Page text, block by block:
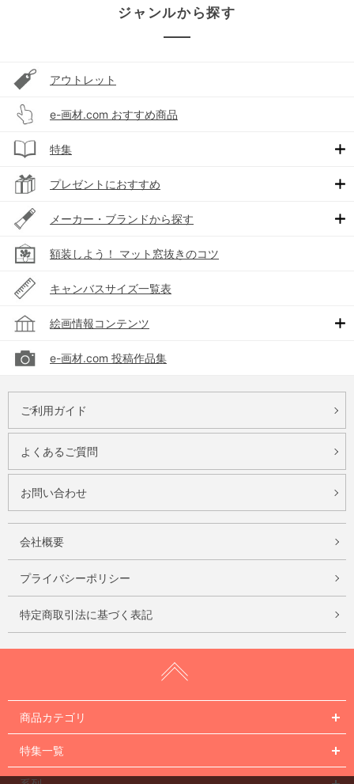
ジャンルから探す
アウトレット
e-画材.com おすすめ商品
特集
プレゼントにおすすめ
メーカー・ブランドから探す
額装しよう！ マット窓抜きのコツ
キャンバスサイズ一覧表
絵画情報コンテンツ
e-画材.com 投稿作品集
ご利用ガイド
よくあるご質問
お問い合わせ
会社概要
プライバシーポリシー
特定商取引法に基づく表記
商品カテゴリ
特集一覧